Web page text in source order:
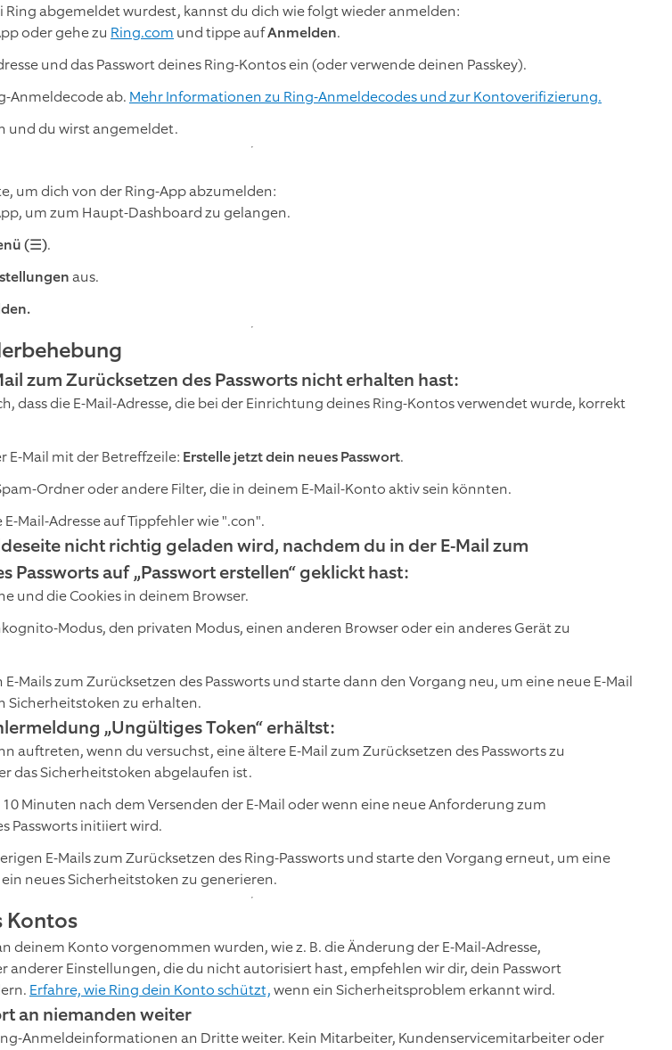
Ring abgemeldet wurdest, kannst du dich wie folgt wieder anmelden:
oder gehe zu Ring.com und tippe aufAnmelden.
und das Passwort deines Ring-Kontos ein (oder verwende deinen Passkey).
Anmeldecode ab. Mehr Informationen zu Ring-Anmeldecodes und zur Kontoverifizierung.
und du wirst angemeldet.
um dich von der Ring-App abzumelden:
um zum Haupt-Dashboard zu gelangen.
(☰).
aus.
zum Zurücksetzen des Passworts nicht erhalten hast:
dass die E-Mail-Adresse, die bei der Einrichtung deines Ring-Kontos verwendet wurde, korrekt
E-Mail mit der Betreffzeile: Erstelle jetzt dein neues Passwort.
Ordner oder andere Filter, die in deinem E-Mail-Konto aktiv sein könnten.
Mail-Adresse auf Tippfehler wie ".con".
nicht richtig geladen wird, nachdem du in der E-Mail zum
Passworts auf „Passwort erstellen“ geklickt hast:
und die Cookies in deinem Browser.
Modus, den privaten Modus, einen anderen Browser oder ein anderes Gerät zu
E-Mails zum Zurücksetzen des Passworts und starte dann den Vorgang neu, um eine neue E-Mail
Sicherheitstoken zu erhalten.
„Ungültiges Token“ erhältst:
auftreten, wenn du versuchst, eine ältere E-Mail zum Zurücksetzen des Passworts zu
das Sicherheitstoken abgelaufen ist.
Minuten nach dem Versenden der E-Mail oder wenn eine neue Anforderung zum
Passworts initiiert wird.
E-Mails zum Zurücksetzen des Ring-Passworts und starte den Vorgang erneut, um eine
neues Sicherheitstoken zu generieren.
Kontos
deinem Konto vorgenommen wurden, wie z. B. die Änderung der E-Mail-Adresse,
anderer Einstellungen, die du nicht autorisiert hast, empfehlen wir dir, dein Passwort
Erfahre, wie Ring dein Konto schützt,wenn ein Sicherheitsproblem erkannt wird.
an niemanden weiter
Anmeldeinformationen an Dritte weiter. Kein Mitarbeiter, Kundenservicemitarbeiter oder